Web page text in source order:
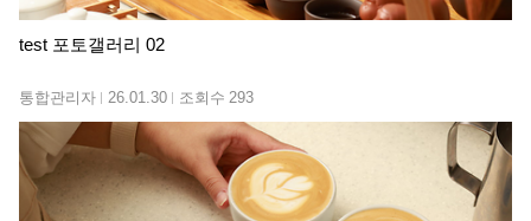
test 포토갤러리 02
통합관리자 26.01.30 조회수 293